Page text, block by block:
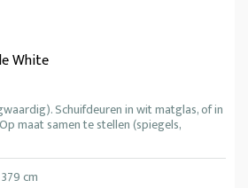
White
Schuifdeuren in wit matglas, of in
maat samen te stellen (spiegels,
cm